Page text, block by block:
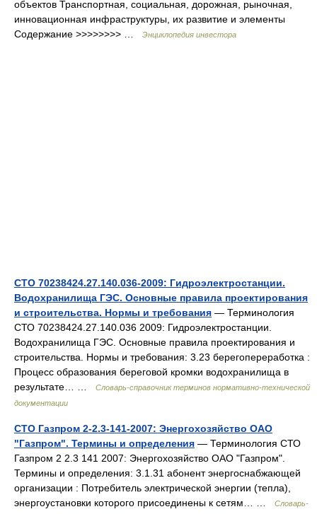
объектов Транспортная, социальная, дорожная, рыночная,
инновационная инфраструктуры, их развитие и элементы
Содержание >>>>>>>> …
Энциклопедия инвестора
СТО 70238424.27.140.036-2009: Гидроэлектростанции.
Водохранилища ГЭС. Основные правила проектирования
и строительства. Нормы и требования — Терминология
СТО 70238424.27.140.036 2009: Гидроэлектростанции.
Водохранилища ГЭС. Основные правила проектирования и
строительства. Нормы и требования: 3.23 берегопереработка :
Процесс образования береговой кромки водохранилища в
результате… …
Словарь-справочник терминов нормативно-технической
документации
СТО Газпром 2-2.3-141-2007: Энергохозяйство ОАО
"Газпром". Термины и определения — Терминология СТО
Газпром 2 2.3 141 2007: Энергохозяйство ОАО "Газпром".
Термины и определения: 3.1.31 абонент энергоснабжающей
организации : Потребитель электрической энергии (тепла),
энергоустановки которого присоединены к сетям… …
Словарь-